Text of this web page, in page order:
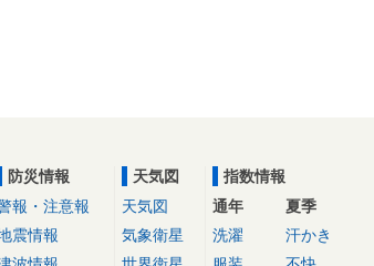
防災情報
報・注意報
震情報
天気図
天気図
気象衛星
指数情報
通年
洗濯
夏季
汗かき